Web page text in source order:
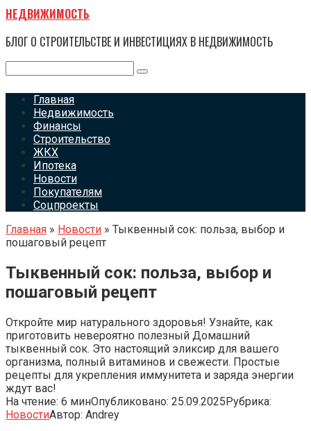
Перейти
к
контенту
НЕДВИЖИМОСТЬ
БЛОГ О СТРОИТЕЛЬСТВЕ И ИНВЕСТИЦИЯХ В НЕДВИЖИМОСТЬ
Главная
Недвижимость
Финансы
Строительство
ЖКХ
Ипотека
Новости
Покупателям
Соцпроекты
Главная » Новости » Тыквенный сок: польза, выбор и
пошаговый рецепт
Тыквенный сок: польза, выбор и
пошаговый рецепт
Откройте мир натурального здоровья! Узнайте, как
приготовить невероятно полезный Домашний
тыквенный сок. Это настоящий эликсир для вашего
организма, полный витаминов и свежести. Простые
рецепты для укрепления иммунитета и заряда энергии
ждут вас!
На чтение: 6 минОпубликовано: 25.09.2025Рубрика:
НовостиАвтор: Andrey